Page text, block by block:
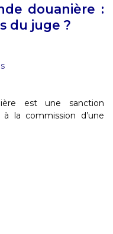
douanière :
du juge ?
est une sanction
la commission d’une